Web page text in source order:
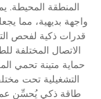
المنطقة المحيطة.
واجهة بديهية، مما
قدرات ذكية لفحص
الاتصال المختلفة
حماية متينة تحمي
التشغيلية تحت
طاقة ذكي يُحسِّن عمر